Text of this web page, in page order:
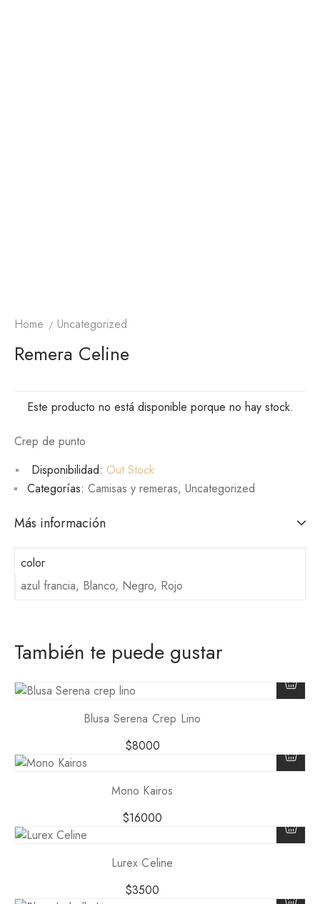
Home Uncategorized
Remera Celine
Este producto no está disponible porque no hay stock.
Crep de punto
Disponibilidad: Out Stock
Categorías: Camisas y remeras, Uncategorized
Más información
color
azul francia, Blanco, Negro, Rojo
También te puede gustar
Blusa Serena Crep Lino
$8000
Mono Kairos
$16000
Lurex Celine
$3500